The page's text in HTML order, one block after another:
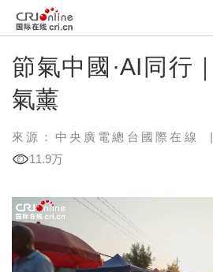
節氣中國·AI同行
氣薰
來源：中央廣電總台國際在線
11.9万